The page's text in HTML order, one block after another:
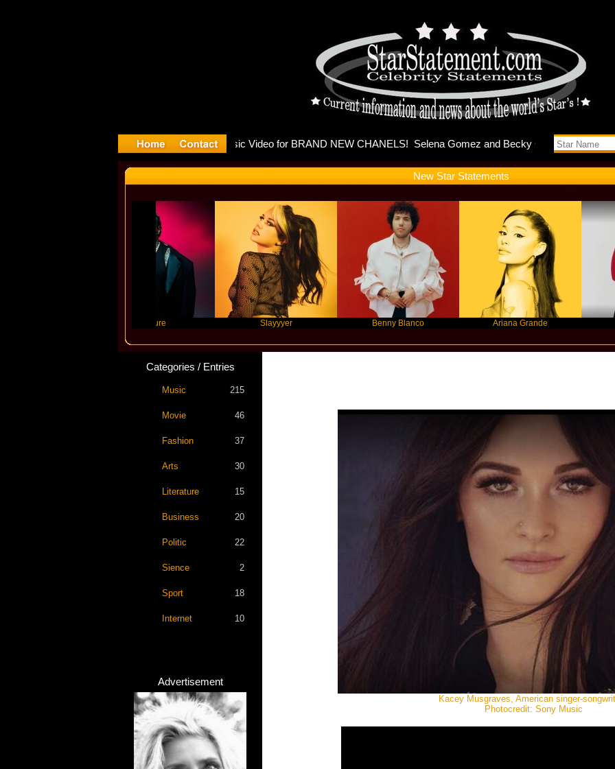
releases music
New Star Statements
Benny Blanco Ariana Grande
Categories / Entries
Music 215
Movie 46
Fashion 37
Arts 30
Literature 15
Business 20
Politic 22
Sience 2
Sport 18
Internet 10
Advertisement
Kacey Musgraves, American singer-
Photocredit: Sony Music